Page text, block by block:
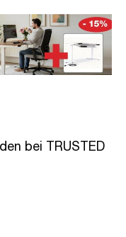
bei TRUSTED